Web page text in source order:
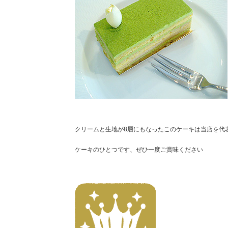
クリームと生地が8層にもなったこのケーキは当店を代
ケーキのひとつです、ぜひ一度ご賞味ください